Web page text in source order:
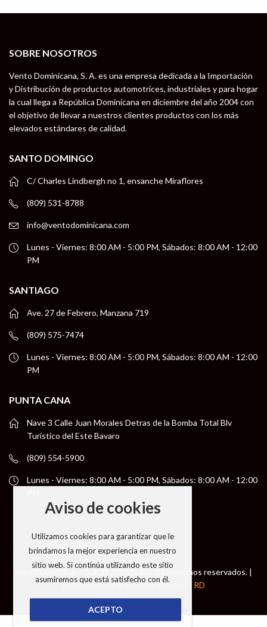
SOBRE NOSOTROS
Vento Dominicana, S. A. es una empresa dedicada a la Importación
y Distribución de productos automotrices, industriales y para hogar
la cual llega a República Dominicana en diciembre del año 2004 con
el objetivo de llevar a nuestros clientes productos con los más
elevados estándares de calidad.
SANTO DOMINGO
C/ Charles Lindbergh no 1, ensanche Miraflores
(809) 531-8788
info@ventodominicana.com
Lunes - Viernes: 8:00 AM - 5:00 PM, Sábados: 8:00 AM - 12:00
PM
SANTIAGO
Ave. 27 de Febrero, Manzana 719
(809) 575-7474
Lunes - Viernes: 8:00 AM - 5:00 PM, Sábados: 8:00 AM - 12:00
PM
PUNTA CANA
Nave 3 Calle Juan Morales Detras de la Bomba Total Blv
Turistico del Este Bavaro
(809) 554-5900
Lunes - Viernes: 8:00 AM - 5:00 PM, Sábados: 8:00 AM - 12:00
Vento Dominicana S. A © 2026 todos los derechos reservados. |
Desarrollado por Ezeweb Solutions RD
Aviso de cookies
Utilizamos cookies para garantizar que le
brindamos la mejor experiencia en nuestro
sitio web. Si continúa utilizando este sitio
asumiremos que está satisfecho con él.
ACEPTO